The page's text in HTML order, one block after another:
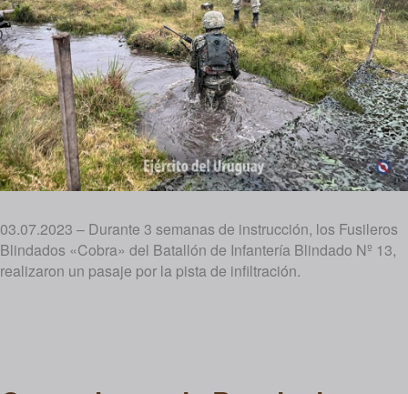
03.07.2023 – Durante 3 semanas de instrucción, los Fusileros
Blindados «Cobra» del Batallón de Infantería Blindado Nº 13,
realizaron un pasaje por la pista de infiltración.